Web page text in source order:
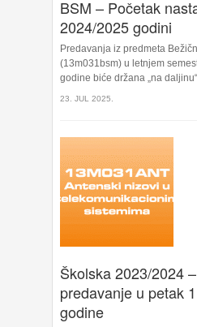
BSM – Početak
2024/2025 godini
Predavanja iz predmeta
(13m031bsm) u letnjem
godine biće držana „na
23. JUL 2025.
Školska 2023/2024
predavanje u petak
godine